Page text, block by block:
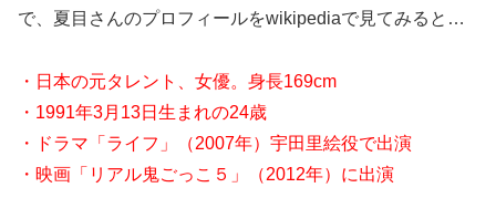
で、夏目さんのプロフィールをwikipediaで見てみると…
・日本の元タレント、女優。身長169cm
・1991年3月13日生まれの24歳
・ドラマ「ライフ」（2007年）宇田里絵役で出演
・映画「リアル鬼ごっこ５」（2012年）に出演